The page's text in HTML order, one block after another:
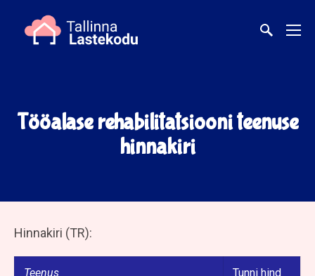
Tööalase rehabilitatsiooni teenuse
hinnakiri
Hinnakiri (TR):
Teenus Tunni hind